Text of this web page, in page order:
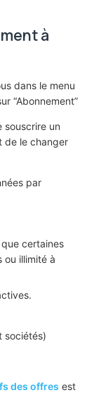
à
dans le menu
“Abonnement”
souscrire un
de le changer
par
certaines
ou illimité à
sociétés)
des offres est